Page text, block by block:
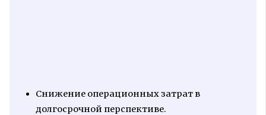
Снижение операционных затрат в
долгосрочной перспективе.